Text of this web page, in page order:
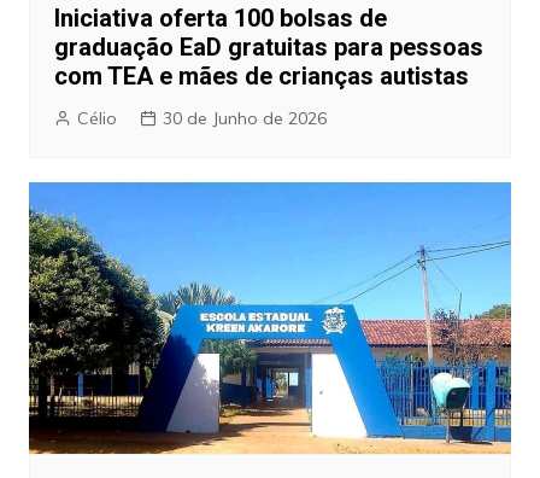
Iniciativa oferta 100 bolsas de
graduação EaD gratuitas para pessoas
com TEA e mães de crianças autistas
Célio 30 de Junho de 2026